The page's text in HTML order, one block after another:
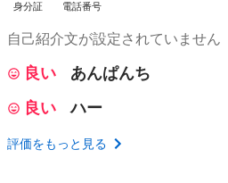
身分証 電話番号
自己紹介文が設定されていません
良い
あんぱんち
良い
ハー
評価をもっと見る